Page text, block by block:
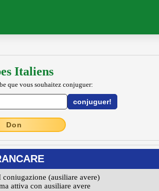
Italiens
que vous souhaitez conjuguer:
Don
(ausiliare avere)
attiva con ausiliare avere